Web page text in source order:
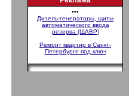
•••
Дизель-генераторы, щиты
автоматического ввода
резерва (ЩАВР)
Ремонт квартир в Санкт-
Петербурге под ключ